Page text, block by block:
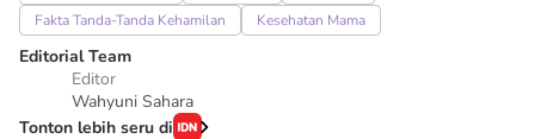
Fakta Tanda-Tanda Kehamilan
Kesehatan Mama
Editorial Team
Editor
Wahyuni Sahara
Tonton lebih seru di